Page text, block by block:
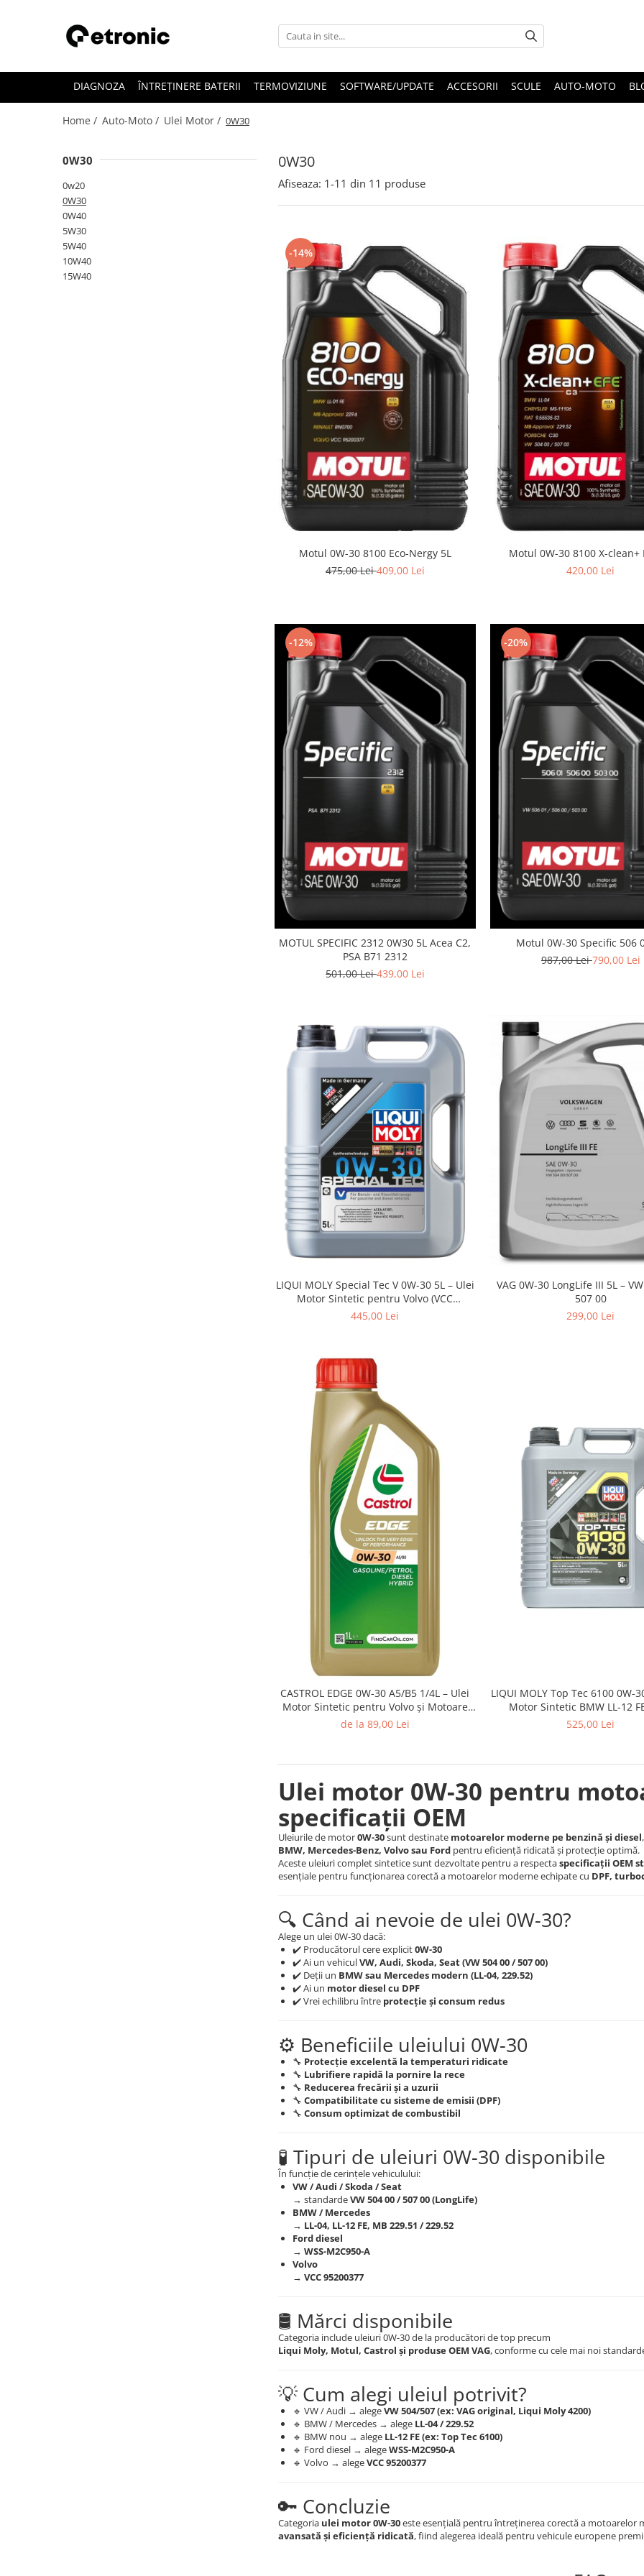
DIAGNOZA ÎNTREȚINERE BATERII TERMOVIZIUNE SOFTWARE/UPDATE ACCESORII SCULE AUTO-MOTO
Home / Auto-Moto / Ulei Motor / 0W30
0W30
0W30
0w20
0W30
0W40
5W30
5W40
10W40
15W40
Afiseaza: 1-11 din 11 produse
-14%
Motul 0W-30 8100 Eco-Nergy 5L
475,00 Lei409,00 Lei
Motul 0W-30 8100 X-clean+
420,00 Lei
-12%
MOTUL SPECIFIC 2312 0W30 5L Acea C2,
PSA B71 2312
501,00 Lei439,00 Lei
-20%
Motul 0W-30 Specific 506
987,00 Lei790,00 Lei
LIQUI MOLY Special Tec V 0W-30 5L – Ulei
Motor Sintetic pentru Volvo (VCC
95200377)
445,00 Lei
VAG 0W-30 LongLife III 5L –
507 00
299,00 Lei
CASTROL EDGE 0W-30 A5/B5 1/4L – Ulei
Motor Sintetic pentru Volvo și Motoare
Fuel Economy
de la 89,00 Lei
LIQUI MOLY Top Tec 6100 0W-
Motor Sintetic BMW LL-12
Economy)
525,00 Lei
Ulei motor 0W-30 pentru
specificații OEM
Uleiurile de motor0W-30sunt destinate motoarelor moderne pe benzină și diesel
BMW, Mercedes-Benz, Volvo sau Ford pentru eficiență ridicată și protecție optimă.
Aceste uleiuri complet sintetice sunt dezvoltate pentru a respectaspecificații OEM
esențiale pentru funcționarea corectă a motoarelor moderne echipate cu DPF,
🔍 Când ai nevoie de ulei 0W-30?
Alege un ulei 0W-30 dacă:
✔️ Producătorul cere explicit0W-30
✔️ Ai un vehiculVW, Audi, Skoda, Seat (VW 504 00 / 507 00)
✔️ Deții un BMW sau Mercedes modern (LL-04, 229.52)
✔️ Ai un motor diesel cu DPF
✔️ Vrei echilibru între protecție și consum redus
⚙️ Beneficiile uleiului 0W-30
🔧 Protecție excelentă la temperaturi ridicate
🔧 Lubrifiere rapidă la pornire la rece
🔧 Reducerea frecării și a uzurii
🔧 Compatibilitate cu sisteme de emisii (DPF)
🔧 Consum optimizat de combustibil
🧪 Tipuri de uleiuri 0W-30 disponibile
În funcție de cerințele vehiculului:
VW / Audi / Skoda / Seat
→ standardeVW 504 00 / 507 00 (LongLife)
BMW / Mercedes
→ LL-04, LL-12 FE, MB 229.51 / 229.52
Ford diesel
→ WSS-M2C950-A
Volvo
→ VCC 95200377
🛢️ Mărci disponibile
Categoria include uleiuri 0W-30 de la producători de top precum
Liqui Moly, Motul, Castrol și produse OEM VAG, conforme cu cele mai noi
💡 Cum alegi uleiul potrivit?
🔹 VW / Audi → alegeVW 504/507 (ex: VAG original, Liqui Moly 4200)
🔹 BMW / Mercedes → alege LL-04 / 229.52
🔹 BMW nou → alege LL-12 FE (ex: Top Tec 6100)
🔹 Ford diesel → alegeWSS-M2C950-A
🔹 Volvo → alegeVCC 95200377
🔑 Concluzie
Categoria ulei motor 0W-30este esențială pentru întreținerea corectă a motoarelor
avansată și eficiență ridicată, fiind alegerea ideală pentru vehicule europene